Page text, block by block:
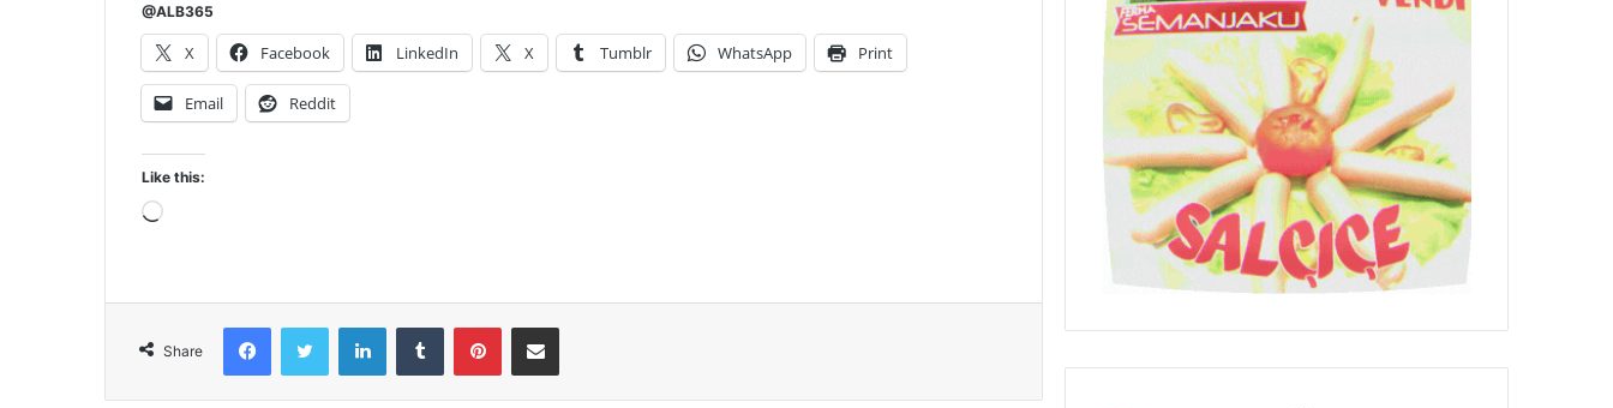
@ALB365
X Facebook LinkedIn X Tumblr WhatsApp Print
Email Reddit
Like this:
Loading…
Share
FacebookTwitter LinkedInTumblr PinterestShare via Email